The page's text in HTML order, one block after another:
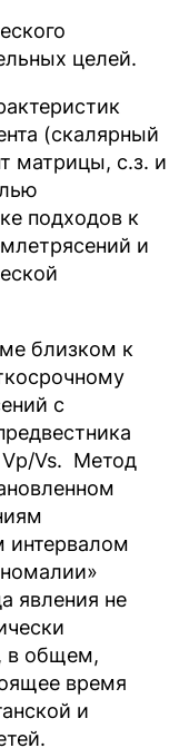
целей.
(скалярный
матрицы, с.з. и
подходов к
и
близком к
с
Vp/Vs. Метод
интервалом
явления не
в общем,
время
и